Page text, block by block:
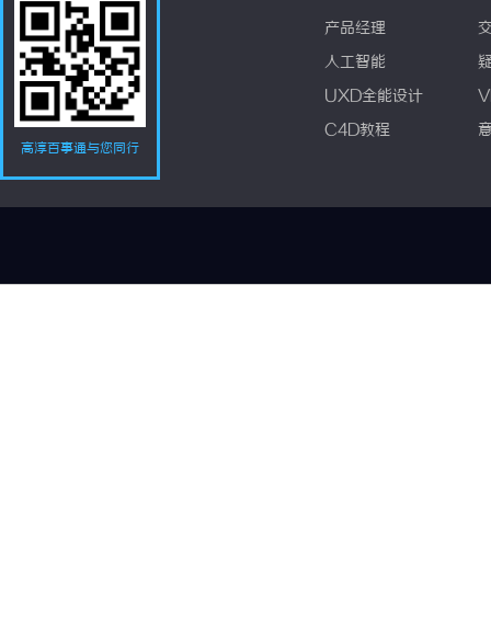
高淳百事通与您同行
产品经理
人工智能
UXD全能设计
C4D教程